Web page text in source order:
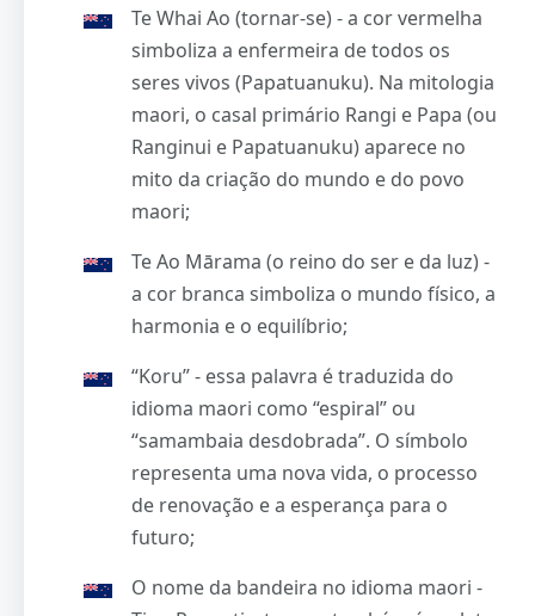
Te Whai Ao (tornar-se) - a cor vermelha
simboliza a enfermeira de todos os
seres vivos (Papatuanuku). Na mitologia
maori, o casal primário Rangi e Papa (ou
Ranginui e Papatuanuku) aparece no
mito da criação do mundo e do povo
maori;
Te Ao Mārama (o reino do ser e da luz) -
a cor branca simboliza o mundo físico, a
harmonia e o equilíbrio;
“Koru” - essa palavra é traduzida do
idioma maori como “espiral” ou
“samambaia desdobrada”. O símbolo
representa uma nova vida, o processo
de renovação e a esperança para o
futuro;
O nome da bandeira no idioma maori -